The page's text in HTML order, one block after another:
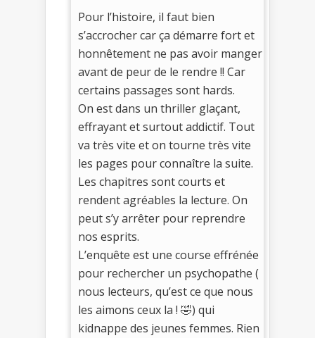
Pour l’histoire, il faut bien
s’accrocher car ça démarre fort et
honnêtement ne pas avoir manger
avant de peur de le rendre !! Car
certains passages sont hards.
On est dans un thriller glaçant,
effrayant et surtout addictif. Tout
va très vite et on tourne très vite
les pages pour connaître la suite.
Les chapitres sont courts et
rendent agréables la lecture. On
peut s’y arrêter pour reprendre
nos esprits.
L’enquête est une course effrénée
pour rechercher un psychopathe (
nous lecteurs, qu’est ce que nous
les aimons ceux la ! 🤣) qui
kidnappe des jeunes femmes. Rien